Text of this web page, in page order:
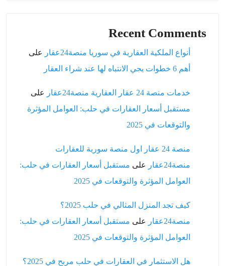
Recent Comments
أنواع الملكية العقارية في سوريا منصة24عقار
على
أهم 6 خطوات يجي الانتباه لها عند شراء العقار
خدمات منصة 24 عقار العقارية منصة24عقار
على
مستقبل أسعار العقارات في حلب: العوامل المؤثرة
والتوقعات في 2025
منصة 24 عقار اول منصة سورية للعقارات
منصة24عقار
على مستقبل أسعار العقارات في حلب:
العوامل المؤثرة والتوقعات في 2025
كيف تجد المنزل المثالي في حلب 2025؟
منصة24عقار
على مستقبل أسعار العقارات في حلب:
العوامل المؤثرة والتوقعات في 2025
هل الاستثمار في العقارات في حلب مربح في 2025؟